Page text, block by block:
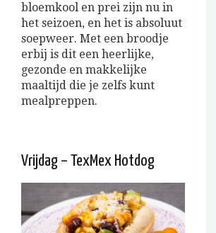
bloemkool en prei zijn nu in
het seizoen, en het is absoluut
soepweer. Met een broodje
erbij is dit een heerlijke,
gezonde en makkelijke
maaltijd die je zelfs kunt
mealpreppen.
Vrijdag – TexMex Hotdog